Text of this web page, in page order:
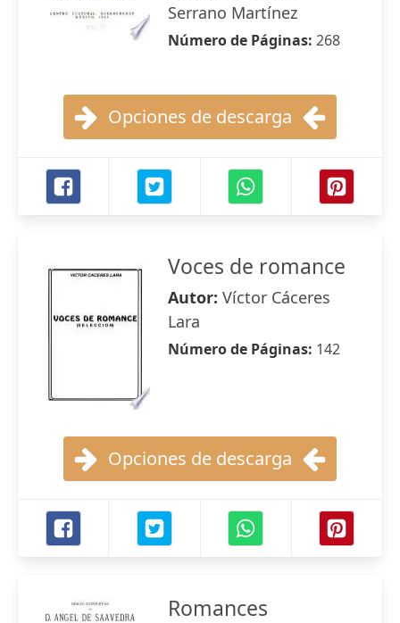
Serrano Martínez
Número de Páginas: 268
Opciones de descarga
Voces de romance
Autor: Víctor Cáceres
Lara
Número de Páginas: 142
Opciones de descarga
Romances